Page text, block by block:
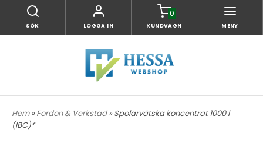
SÖK LOGGA IN
0
KUNDVAGN MENY
Hem»Fordon & Verkstad» Spolarvätska koncentrat 1000 l
(IBC)*